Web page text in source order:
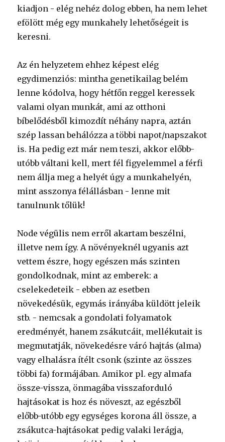
kiadjon - elég nehéz dolog ebben, ha nem lehet
efölött még egy munkahely lehetőségeit is
keresni.
Az én helyzetem ehhez képest elég
egydimenziós: mintha genetikailag belém
lenne kódolva, hogy hétfőn reggel keressek
valami olyan munkát, ami az otthoni
bíbelődésből kimozdít néhány napra, aztán
szép lassan behálózza a többi napot/napszakot
is. Ha pedig ezt már nem teszi, akkor előbb-
utóbb váltani kell, mert fél figyelemmel a férfi
nem állja meg a helyét úgy a munkahelyén,
mint asszonya félállásban - lenne mit
tanulnunk tőlük!
Node végülis nem erről akartam beszélni,
illetve nem így. A növényeknél ugyanis azt
vettem észre, hogy egészen más szinten
gondolkodnak, mint az emberek: a
cselekedeteik - ebben az esetben
növekedésük, egymás irányába küldött jeleik
stb. - nemcsak a gondolati folyamatok
eredményét, hanem zsákutcáit, mellékutait is
megmutatják, növekedésre váró hajtás (alma)
vagy elhalásra ítélt csonk (szinte az összes
többi fa) formájában. Amikor pl. egy almafa
össze-vissza, önmagába visszaforduló
hajtásokat is hoz és növeszt, az egészből
előbb-utóbb egy egységes korona áll össze, a
zsákutca-hajtásokat pedig valaki lerágja,